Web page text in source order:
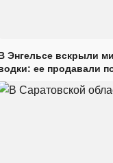
Энгельсе вскрыли
ее продавали